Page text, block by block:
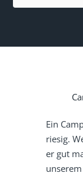
Ein
riesig.
er gut